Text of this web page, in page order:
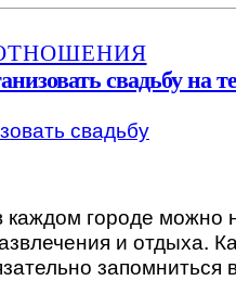
свадьбу на
каждом городе можно
и отдыха.
запомниться